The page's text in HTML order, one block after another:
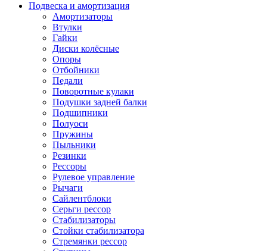
Подвеска и амортизация
Амортизаторы
Втулки
Гайки
Диски колёсные
Опоры
Отбойники
Педали
Поворотные кулаки
Подушки задней балки
Подшипники
Полуоси
Пружины
Пыльники
Резинки
Рессоры
Рулевое управление
Рычаги
Сайлентблоки
Серьги рессор
Стабилизаторы
Стойки стабилизатора
Стремянки рессор